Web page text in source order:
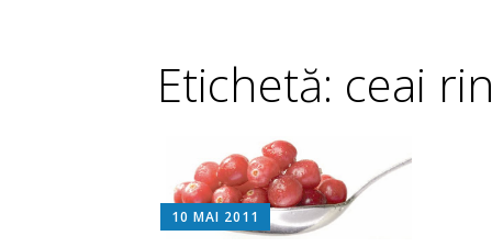
Etichetă: ceai
10 MAI 2011